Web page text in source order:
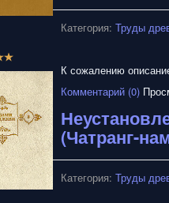
Категория: Труды
К сожалению
Комментарий (0)
(Чатранг-
Категория: Труды